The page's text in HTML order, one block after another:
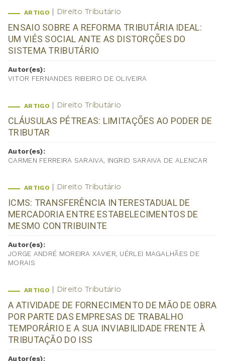
ARTIGO Direito Tributário
ENSAIO SOBRE A REFORMA TRIBUTÁRIA IDEAL:
UM VIÉS SOCIAL ANTE AS DISTORÇÕES DO
SISTEMA TRIBUTÁRIO
Autor(es):
VITOR FERNANDES RIBEIRO DE OLIVEIRA
ARTIGO Direito Tributário
CLÁUSULAS PÉTREAS: LIMITAÇÕES AO PODER DE
TRIBUTAR
Autor(es):
CARMEN FERREIRA SARAIVA, INGRID SARAIVA DE ALENCAR
ARTIGO Direito Tributário
ICMS: TRANSFERÊNCIA INTERESTADUAL DE
MERCADORIA ENTRE ESTABELECIMENTOS DE
MESMO CONTRIBUINTE
Autor(es):
JORGE ANDRÉ MOREIRA XAVIER, UÉRLEI MAGALHÃES DE
MORAIS
ARTIGO Direito Tributário
A ATIVIDADE DE FORNECIMENTO DE MÃO DE OBRA
POR PARTE DAS EMPRESAS DE TRABALHO
TEMPORÁRIO E A SUA INVIABILIDADE FRENTE À
TRIBUTAÇÃO DO ISS
Autor(es):